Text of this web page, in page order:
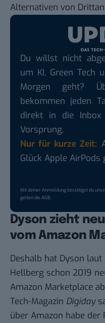
Alternativen von
Du willst nicht
um KI, Green Tech
Morgen geht?
bekommen jeden
direkt in die
Vorsprung.
Nur für kurze Zeit:
Glück Apple AirPods
Mit deiner Anmeldung bestätigst du
gelten dieAGB.
Dyson zieht
vom Amazon
Deshalb hat Dyson laut
Hellberg schon 2019
Amazon Marketplace
Tech-Magazin Digiday
über Amazon habe